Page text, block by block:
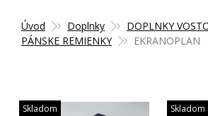
Úvod Doplnky
DOPLNKY
PÁNSKE REMIENKY
EKRANOPLAN
Skladom Skladom